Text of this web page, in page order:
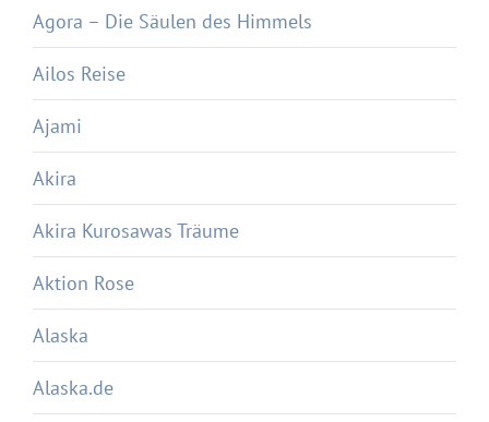
Agora – Die Säulen des Himmels
Ailos Reise
Ajami
Akira
Akira Kurosawas Träume
Aktion Rose
Alaska
Alaska.de